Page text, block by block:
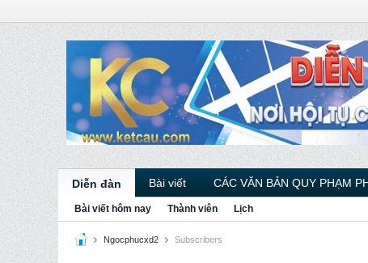
Diễn đàn Bài viết CÁC VĂN BẢN QUY PHẠM
Bài viết hôm nay Thành viên Lịch
Ngocphucxd2 Subscribers